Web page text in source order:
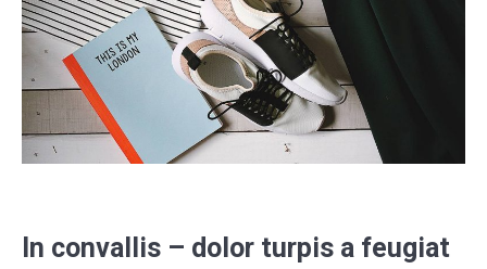
In convallis – dolor turpis a feugiat